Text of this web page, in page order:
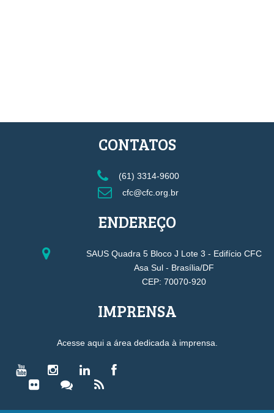
CONTATOS
(61) 3314-9600
cfc@cfc.org.br
ENDEREÇO
SAUS Quadra 5 Bloco J Lote 3 - Edifício CFC
Asa Sul - Brasília/DF
CEP: 70070-920
IMPRENSA
Acesse aqui a área dedicada à imprensa.